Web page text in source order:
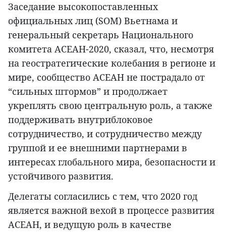
Заседание высокопоставленных
официальных лиц (SOM) Вьетнама и
генеральный секретарь Национального
комитета АСЕАН-2020, сказал, что, несмотря
на геостратегические колебания в регионе и
мире, сообщество АСЕАН не пострадало от
“сильных штормов” и продолжает
укреплять свою центральную роль, а также
поддерживать внутриблоковое
сотрудничество, и сотрудничество между
группой и ее внешними партнерами в
интересах глобального мира, безопасности и
устойчивого развития.
Делегаты согласились с тем, что 2020 год
является важной вехой в процессе развития
АСЕАН, и ведущую роль в качестве